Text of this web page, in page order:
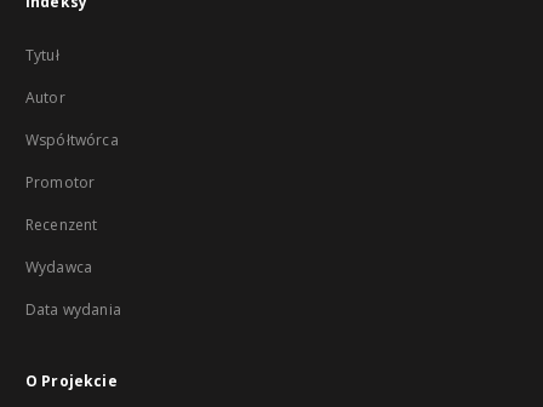
Tytuł
Autor
Współtwórca
Promotor
Recenzent
Wydawca
Data wydania
O Projekcie